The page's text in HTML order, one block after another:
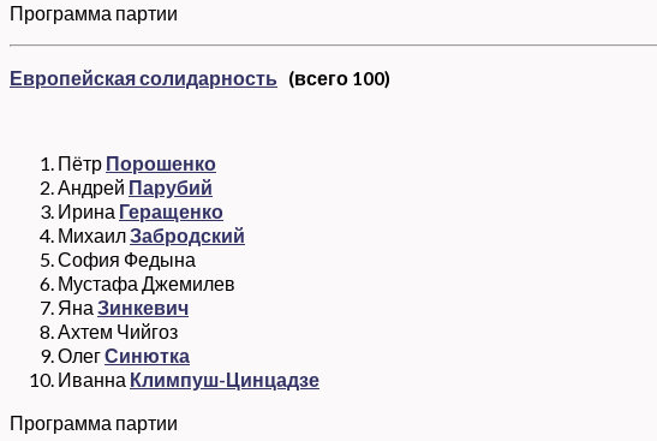
Программа партии
Европейская солидарность (всего 100)
Пётр Порошенко
Андрей Парубий
Ирина Геращенко
МихаилЗабродский
София Федына
Мустафа Джемилев
Яна Зинкевич
Ахтем Чийгоз
ОлегСинютка
Иванна Климпуш-Цинцадзе
Программа партии